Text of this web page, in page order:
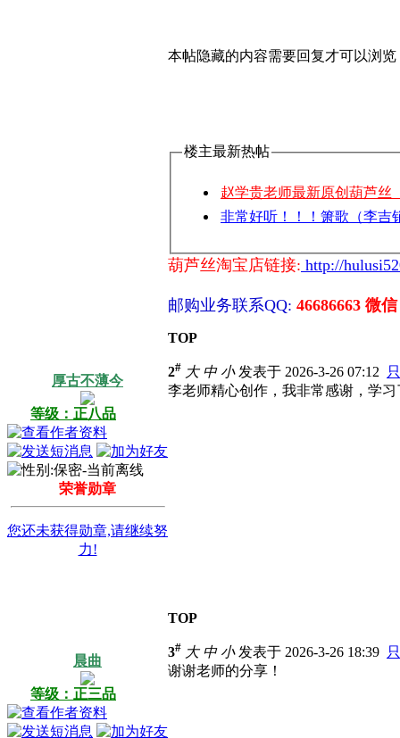
本帖隐藏的内容需要回复才可以浏览
楼主最新热帖
赵学贵老师最新原创葫芦丝
非常好听！！！箫歌（李吉
葫芦丝淘宝店链接: http://
邮购业务联系QQ: 46686663 微
TOP
厚古不薄今
等级：正八品
荣誉勋章
您还未获得勋章,请继续努
力!
2# 大 中 小发表于 2026-3-26 07:12
李老师精心创作，我非常感谢，学习
TOP
晨曲
等级：正三品
3# 大 中 小发表于 2026-3-26 18:39
谢谢老师的分享！